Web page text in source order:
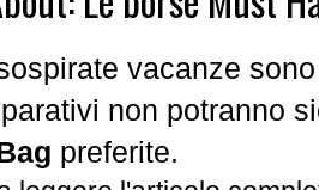
vacanze
non potranno
preferite.